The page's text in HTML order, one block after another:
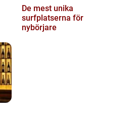
De mest unika
surfplatserna för
nybörjare